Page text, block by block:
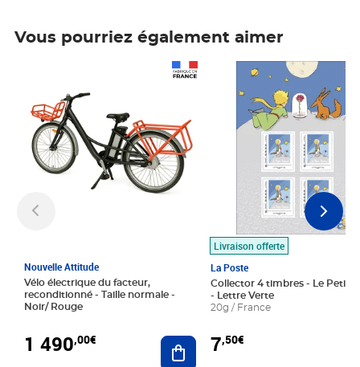
Vous pourriez également aimer
Nouvelle Attitude
Vélo électrique du facteur,
reconditionné - Taille normale -
Noir/ Rouge
1 490,00€ Ajouter au panier
Livraison offerte
La Poste
Collector 4 timbres - Le Petit
- Lettre Verte
20g / France
7,50€
Prix 7,50€